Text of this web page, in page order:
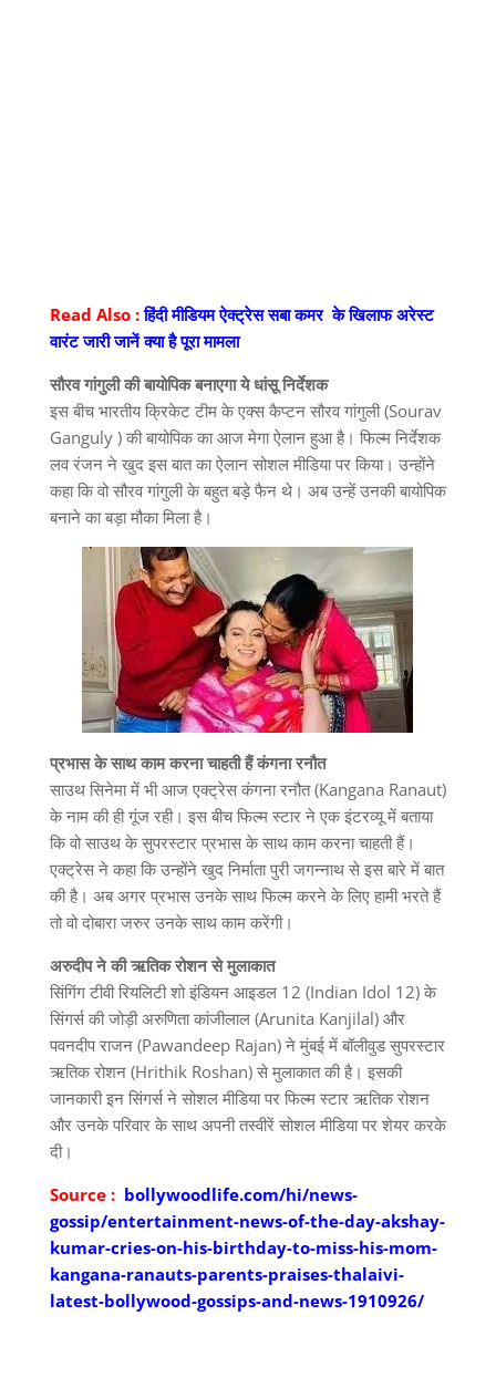
Read Also :हिंदी मीडियम ऐक्ट्रेस सबा कमर के खिलाफ अरेस्ट
वारंट जारी जानें क्या है पूरा मामला
सौरव गांगुली की बायोपिक बनाएगा ये धांसू निर्देशक
इस बीच भारतीय क्रिकेट टीम के एक्स कैप्टन सौरव गांगुली (Sourav
Ganguly ) की बायोपिक का आज मेगा ऐलान हुआ है। फिल्म निर्देशक
लव रंजन ने खुद इस बात का ऐलान सोशल मीडिया पर किया। उन्होंने
कहा कि वो सौरव गांगुली के बहुत बड़े फैन थे। अब उन्हें उनकी बायोपिक
बनाने का बड़ा मौका मिला है।
प्रभास के साथ काम करना चाहती हैं कंगना रनौत
साउथ सिनेमा में भी आज एक्ट्रेस कंगना रनौत (Kangana Ranaut)
के नाम की ही गूंज रही। इस बीच फिल्म स्टार ने एक इंटरव्यू में बताया
कि वो साउथ के सुपरस्टार प्रभास के साथ काम करना चाहती हैं।
एक्ट्रेस ने कहा कि उन्होंने खुद निर्माता पुरी जगन्नाथ से इस बारे में बात
की है। अब अगर प्रभास उनके साथ फिल्म करने के लिए हामी भरते हैं
तो वो दोबारा जरुर उनके साथ काम करेंगी।
अरुदीप ने की ऋतिक रोशन से मुलाकात
सिंगिंग टीवी रियलिटी शो इंडियन आइडल 12 (Indian Idol 12) के
सिंगर्स की जोड़ी अरुणिता कांजीलाल (Arunita Kanjilal) और
पवनदीप राजन (Pawandeep Rajan) ने मुंबई में बॉलीवुड सुपरस्टार
ऋतिक रोशन (Hrithik Roshan) से मुलाकात की है। इसकी
जानकारी इन सिंगर्स ने सोशल मीडिया पर फिल्म स्टार ऋतिक रोशन
और उनके परिवार के साथ अपनी तस्वीरें सोशल मीडिया पर शेयर करके
दी।
Source : bollywoodlife.com/hi/news-
gossip/entertainment-news-of-the-day-akshay-
kumar-cries-on-his-birthday-to-miss-his-mom-
kangana-ranauts-parents-praises-thalaivi-
latest-bollywood-gossips-and-news-1910926/